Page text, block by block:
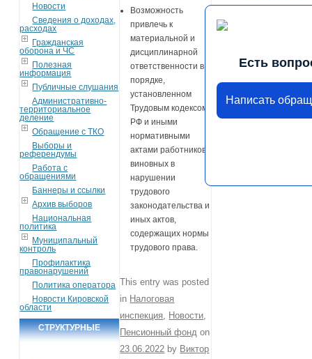
Новости
Сведения о доходах,
расходах
Гражданская
оборона и ЧС
Полезная
информация
Публичные слушания
Административно-
территориальное
деление
Обращение с ТКО
Выборы и
референдумы
Работа с
обращениями
Баннеры и ссылки
Архив выборов
Национальная
политика
Муниципальный
контроль
Профилактика
правонарушений
Политика оператора
Новости Кировской
области
СТРУКТУРНЫЕ
Возможность
привлечь к
материальной и
дисциплинарной
ответственности в
порядке,
установленном
Трудовым кодексом
РФ и иными
нормативными
актами работников,
виновных в
нарушении
трудового
законодательства и
иных актов,
содержащих нормы
трудового права.
This entry was posted
in Налоговая
инспекция
Новости
Пенсионный фонд on
23.06.2022 by Виктор
Есть
Написать